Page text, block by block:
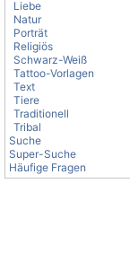
Liebe
Natur
Porträt
Religiös
Schwarz-Weiß
Tattoo-Vorlagen
Text
Tiere
Traditionell
Tribal
Suche
Super-Suche
Häufige Fragen